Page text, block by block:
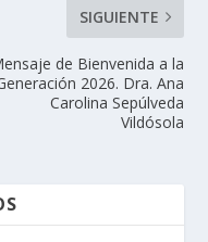
SIGUIENTE
de Bienvenida a la
2026. Dra. Ana
Carolina Sepúlveda
Vildósola